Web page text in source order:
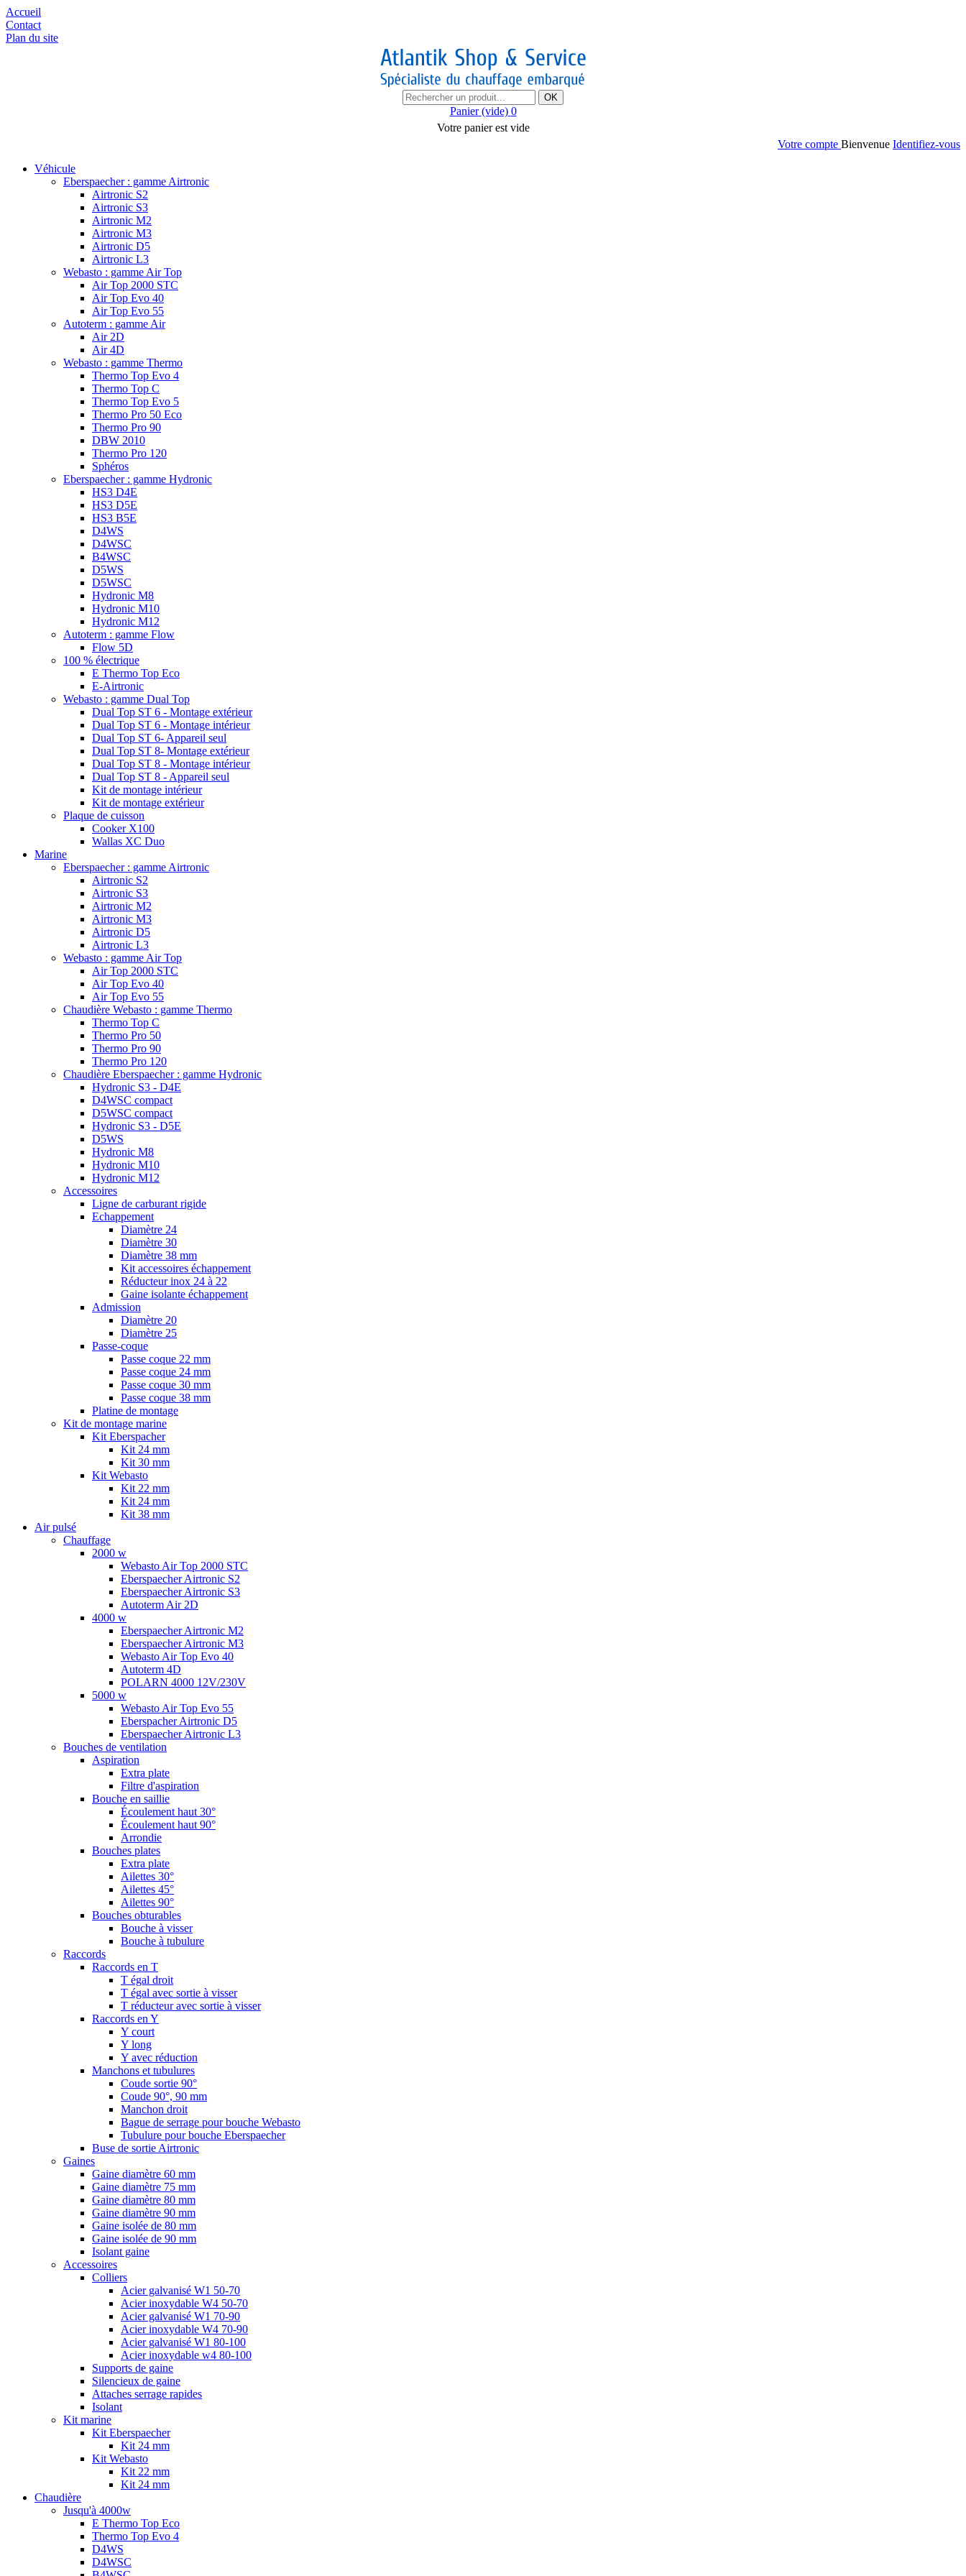
Accueil
Contact
Plan du site
OK
Panier (vide) 0
Votre panier est vide
Votre compte Bienvenue Identifiez-vous
Véhicule
Eberspaecher : gamme Airtronic
Airtronic S2
Airtronic S3
Airtronic M2
Airtronic M3
Airtronic D5
Airtronic L3
Webasto : gamme Air Top
Air Top 2000 STC
Air Top Evo 40
Air Top Evo 55
Autoterm : gamme Air
Air 2D
Air 4D
Webasto : gamme Thermo
Thermo Top Evo 4
Thermo Top C
Thermo Top Evo 5
Thermo Pro 50 Eco
Thermo Pro 90
DBW 2010
Thermo Pro 120
Sphéros
Eberspaecher : gamme Hydronic
HS3 D4E
HS3 D5E
HS3 B5E
D4WS
D4WSC
B4WSC
D5WS
D5WSC
Hydronic M8
Hydronic M10
Hydronic M12
Autoterm : gamme Flow
Flow 5D
100 % électrique
E Thermo Top Eco
E-Airtronic
Webasto : gamme Dual Top
Dual Top ST 6 - Montage extérieur
Dual Top ST 6 - Montage intérieur
Dual Top ST 6- Appareil seul
Dual Top ST 8- Montage extérieur
Dual Top ST 8 - Montage intérieur
Dual Top ST 8 - Appareil seul
Kit de montage intérieur
Kit de montage extérieur
Plaque de cuisson
Cooker X100
Wallas XC Duo
Marine
Eberspaecher : gamme Airtronic
Airtronic S2
Airtronic S3
Airtronic M2
Airtronic M3
Airtronic D5
Airtronic L3
Webasto : gamme Air Top
Air Top 2000 STC
Air Top Evo 40
Air Top Evo 55
Chaudière Webasto : gamme Thermo
Thermo Top C
Thermo Pro 50
Thermo Pro 90
Thermo Pro 120
Chaudière Eberspaecher : gamme Hydronic
Hydronic S3 - D4E
D4WSC compact
D5WSC compact
Hydronic S3 - D5E
D5WS
Hydronic M8
Hydronic M10
Hydronic M12
Accessoires
Ligne de carburant rigide
Echappement
Diamètre 24
Diamètre 30
Diamètre 38 mm
Kit accessoires échappement
Réducteur inox 24 à 22
Gaine isolante échappement
Admission
Diamètre 20
Diamètre 25
Passe-coque
Passe coque 22 mm
Passe coque 24 mm
Passe coque 30 mm
Passe coque 38 mm
Platine de montage
Kit de montage marine
Kit Eberspacher
Kit 24 mm
Kit 30 mm
Kit Webasto
Kit 22 mm
Kit 24 mm
Kit 38 mm
Air pulsé
Chauffage
2000 w
Webasto Air Top 2000 STC
Eberspaecher Airtronic S2
Eberspaecher Airtronic S3
Autoterm Air 2D
4000 w
Eberspaecher Airtronic M2
Eberspaecher Airtronic M3
Webasto Air Top Evo 40
Autoterm 4D
POLARN 4000 12V/230V
5000 w
Webasto Air Top Evo 55
Eberspacher Airtronic D5
Eberspaecher Airtronic L3
Bouches de ventilation
Aspiration
Extra plate
Filtre d'aspiration
Bouche en saillie
Écoulement haut 30°
Écoulement haut 90°
Arrondie
Bouches plates
Extra plate
Ailettes 30°
Ailettes 45°
Ailettes 90°
Bouches obturables
Bouche à visser
Bouche à tubulure
Raccords
Raccords en T
T égal droit
T égal avec sortie à visser
T réducteur avec sortie à visser
Raccords en Y
Y court
Y long
Y avec réduction
Manchons et tubulures
Coude sortie 90°
Coude 90°, 90 mm
Manchon droit
Bague de serrage pour bouche Webasto
Tubulure pour bouche Eberspaecher
Buse de sortie Airtronic
Gaines
Gaine diamètre 60 mm
Gaine diamètre 75 mm
Gaine diamètre 80 mm
Gaine diamètre 90 mm
Gaine isolée de 80 mm
Gaine isolée de 90 mm
Isolant gaine
Accessoires
Colliers
Acier galvanisé W1 50-70
Acier inoxydable W4 50-70
Acier galvanisé W1 70-90
Acier inoxydable W4 70-90
Acier galvanisé W1 80-100
Acier inoxydable w4 80-100
Supports de gaine
Silencieux de gaine
Attaches serrage rapides
Isolant
Kit marine
Kit Eberspaecher
Kit 24 mm
Kit Webasto
Kit 22 mm
Kit 24 mm
Chaudière
Jusqu'à 4000w
E Thermo Top Eco
Thermo Top Evo 4
D4WS
D4WSC